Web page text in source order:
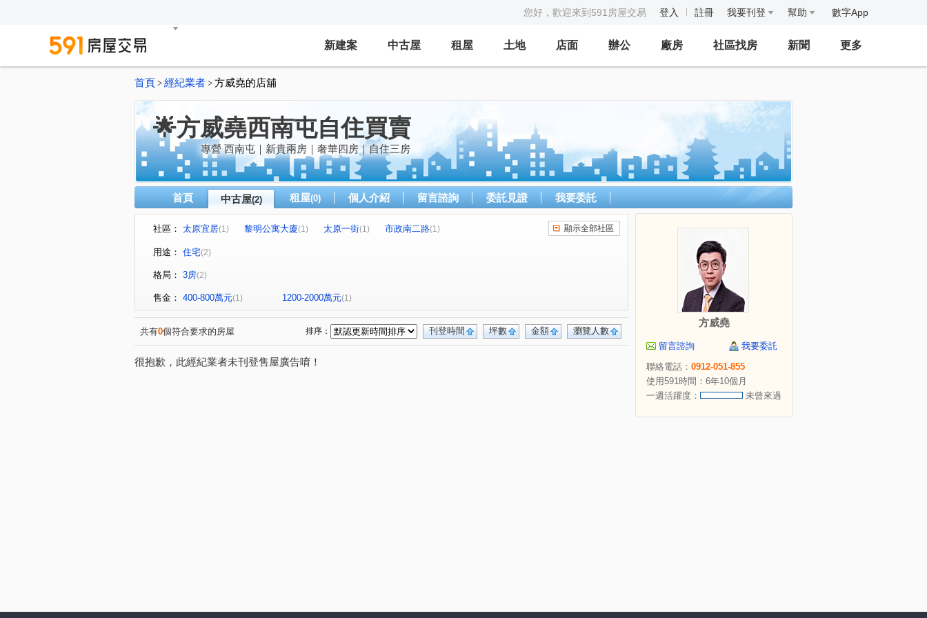
您好，歡迎來到591房屋交易 登入 註冊 我要刊登 幫助 數字App
新建案 中古屋 租屋 土地 店面 辦公 廠房 社區找房 新聞 更多
首頁 > 經紀業者 > 方威堯的店舖
🌟方威堯西南屯自住買賣
專營 西南屯｜新貴兩房｜奢華四房｜自住三房
首頁 中古屋(2) 租屋(0) 個人介紹 留言諮詢 委託見證 我要委託
社區： 太原宜居(1) 黎明公寓大廈(1) 太原一街(1) 市政南二路(1) 顯示全部社區
用途： 住宅(2)
格局： 3房(2)
售金： 400-800萬元(1) 1200-2000萬元(1)
共有0個符合要求的房屋 瀏覽人數
金額
坪數
刊登時間
排序：
很抱歉，此經紀業者未刊登售屋廣告唷！
方威堯
留言諮詢
我要委託
聯絡電話： 0912-051-855
使用591時間：6年10個月
一週活躍度：
未曾來過